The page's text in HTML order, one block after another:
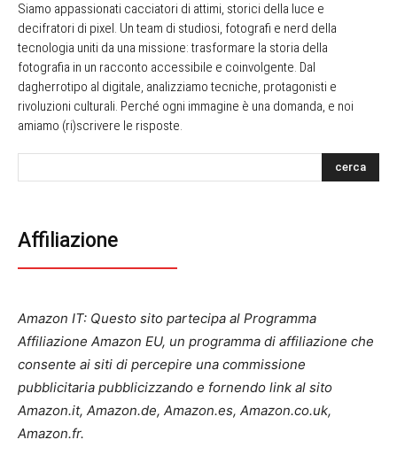
Siamo appassionati cacciatori di attimi, storici della luce e
decifratori di pixel. Un team di studiosi, fotografi e nerd della
tecnologia uniti da una missione: trasformare la storia della
fotografia in un racconto accessibile e coinvolgente. Dal
dagherrotipo al digitale, analizziamo tecniche, protagonisti e
rivoluzioni culturali. Perché ogni immagine è una domanda, e noi
amiamo (ri)scrivere le risposte.
cerca
Affiliazione
Amazon IT: Questo sito partecipa al Programma
Affiliazione Amazon EU, un programma di affiliazione che
consente ai siti di percepire una commissione
pubblicitaria pubblicizzando e fornendo link al sito
Amazon.it, Amazon.de, Amazon.es, Amazon.co.uk,
Amazon.fr.